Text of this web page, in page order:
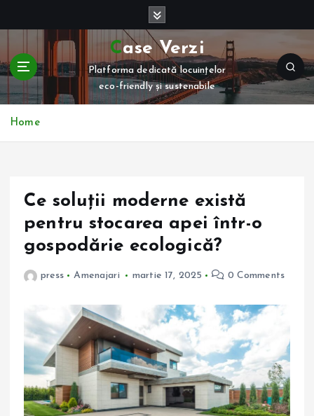
t
c
Case Verzi
Platforma dedicată locuințelor
eco-friendly și sustenabile
Home
Ce soluții moderne există
pentru stocarea apei într-o
gospodărie ecologică?
press Amenajari martie 17, 2025 0 Comments